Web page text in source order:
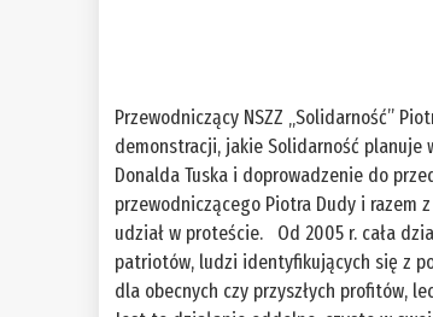
Przewodniczący NSZZ „Solidarność”
demonstracji, jakie Solidarność planuje
Donalda Tuska i doprowadzenie do
przewodniczącego Piotra Dudy i razem
udział w proteście. Od 2005 r. cała
patriotów, ludzi identyfikujących się z
dla obecnych czy przyszłych profitów,